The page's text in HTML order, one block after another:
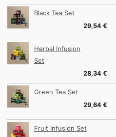
Black Tea Set
29,54 €
Herbal Infusion
Set
28,34 €
Green Tea Set
29,64 €
Fruit Infusion Set